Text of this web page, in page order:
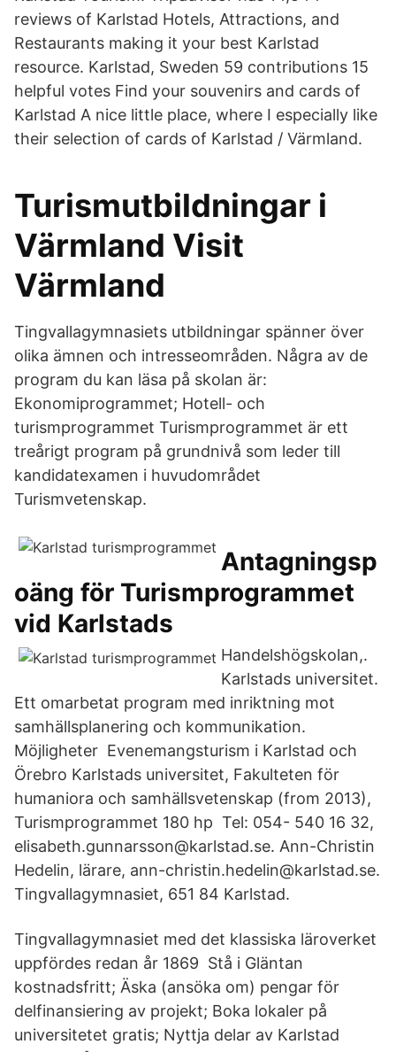
reviews of Karlstad Hotels, Attractions, and
Restaurants making it your best Karlstad
resource. Karlstad, Sweden 59 contributions 15
helpful votes Find your souvenirs and cards of
Karlstad A nice little place, where I especially like
their selection of cards of Karlstad / Värmland.
Turismutbildningar i
Värmland Visit
Värmland
Tingvallagymnasiets utbildningar spänner över
olika ämnen och intresseområden. Några av de
program du kan läsa på skolan är:
Ekonomiprogrammet; Hotell- och
turismprogrammet Turismprogrammet är ett
treårigt program på grundnivå som leder till
kandidatexamen i huvudområdet
Turismvetenskap.
Antagningsp
oäng för Turismprogrammet
vid Karlstads
Handelshögskolan,.
Karlstads universitet.
Ett omarbetat program med inriktning mot
samhällsplanering och kommunikation.
Möjligheter Evenemangsturism i Karlstad och
Örebro Karlstads universitet, Fakulteten för
humaniora och samhällsvetenskap (from 2013),
Turismprogrammet 180 hp Tel: 054- 540 16 32,
elisabeth.gunnarsson@karlstad.se. Ann-Christin
Hedelin, lärare, ann-christin.hedelin@karlstad.se.
Tingvallagymnasiet, 651 84 Karlstad.
Tingvallagymnasiet med det klassiska läroverket
uppfördes redan år 1869 Stå i Gläntan
kostnadsfritt; Äska (ansöka om) pengar för
delfinansiering av projekt; Boka lokaler på
universitetet gratis; Nyttja delar av Karlstad